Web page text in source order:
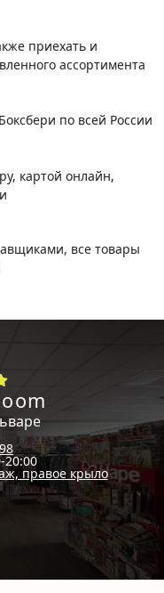
приехать и
ассортимента
по всей России
картой онлайн,
все товары
20:00
правое крыло